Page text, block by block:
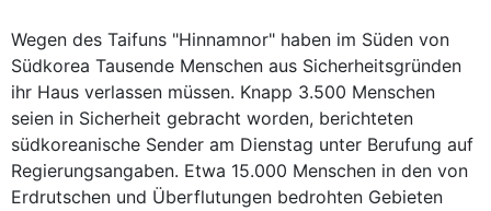
Wegen des Taifuns "Hinnamnor" haben im Süden von
Südkorea Tausende Menschen aus Sicherheitsgründen
ihr Haus verlassen müssen. Knapp 3.500 Menschen
seien in Sicherheit gebracht worden, berichteten
südkoreanische Sender am Dienstag unter Berufung auf
Regierungsangaben. Etwa 15.000 Menschen in den von
Erdrutschen und Überflutungen bedrohten Gebieten